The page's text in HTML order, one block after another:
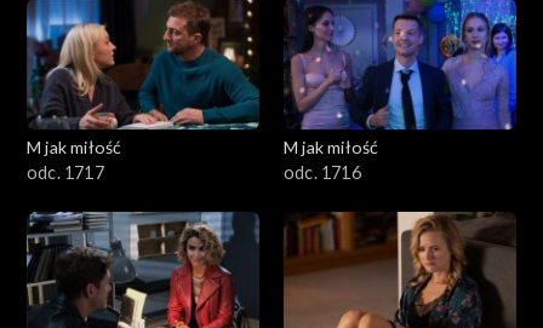
M jak miłość
odc. 1717
M jak miłość
odc. 1716